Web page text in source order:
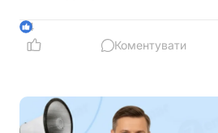
4
Коментувати